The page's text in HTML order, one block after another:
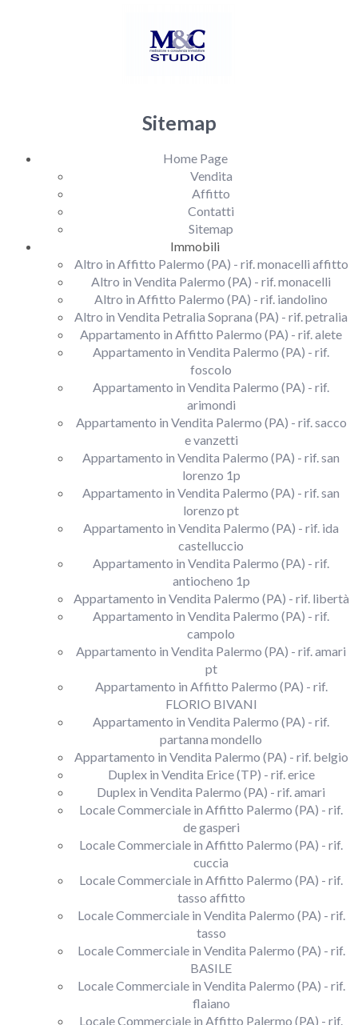
Sitemap
Home Page
Vendita
Affitto
Contatti
Sitemap
Immobili
Altro in Affitto Palermo (PA) - rif. monacelli affitto
Altro in Vendita Palermo (PA) - rif. monacelli
Altro in Affitto Palermo (PA) - rif. iandolino
Altro in Vendita Petralia Soprana (PA) - rif. petralia
Appartamento in Affitto Palermo (PA) - rif. alete
Appartamento in Vendita Palermo (PA) - rif.
foscolo
Appartamento in Vendita Palermo (PA) - rif.
arimondi
Appartamento in Vendita Palermo (PA) - rif. sacco
e vanzetti
Appartamento in Vendita Palermo (PA) - rif. san
lorenzo 1p
Appartamento in Vendita Palermo (PA) - rif. san
lorenzo pt
Appartamento in Vendita Palermo (PA) - rif. ida
castelluccio
Appartamento in Vendita Palermo (PA) - rif.
antiocheno 1p
Appartamento in Vendita Palermo (PA) - rif. libertà
Appartamento in Vendita Palermo (PA) - rif.
campolo
Appartamento in Vendita Palermo (PA) - rif. amari
pt
Appartamento in Affitto Palermo (PA) - rif.
FLORIO BIVANI
Appartamento in Vendita Palermo (PA) - rif.
partanna mondello
Appartamento in Vendita Palermo (PA) - rif. belgio
Duplex in Vendita Erice (TP) - rif. erice
Duplex in Vendita Palermo (PA) - rif. amari
Locale Commerciale in Affitto Palermo (PA) - rif.
de gasperi
Locale Commerciale in Affitto Palermo (PA) - rif.
cuccia
Locale Commerciale in Affitto Palermo (PA) - rif.
tasso affitto
Locale Commerciale in Vendita Palermo (PA) - rif.
tasso
Locale Commerciale in Vendita Palermo (PA) - rif.
BASILE
Locale Commerciale in Vendita Palermo (PA) - rif.
flaiano
Locale Commerciale in Affitto Palermo (PA) - rif.